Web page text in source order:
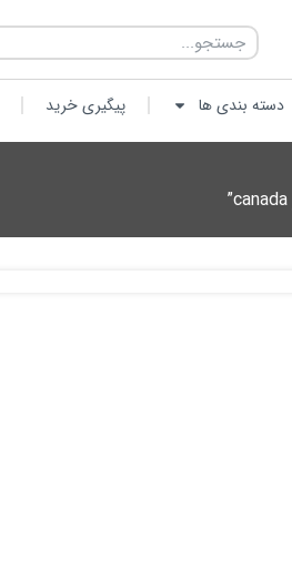
دسته بندی ها پیگیری خرید